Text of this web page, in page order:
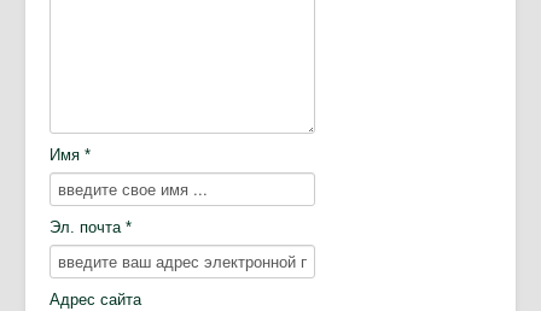
Имя *
Эл. почта *
Адрес сайта